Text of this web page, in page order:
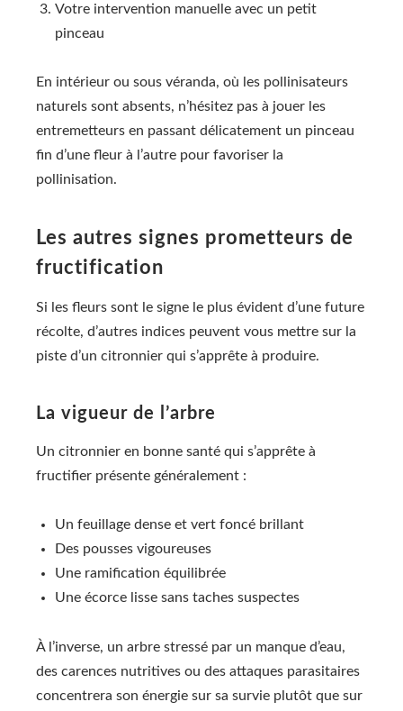
Votre intervention manuelle avec un petit
pinceau
En intérieur ou sous véranda, où les pollinisateurs
naturels sont absents, n’hésitez pas à jouer les
entremetteurs en passant délicatement un pinceau
fin d’une fleur à l’autre pour favoriser la
pollinisation.
Les autres signes prometteurs de
fructification
Si les fleurs sont le signe le plus évident d’une future
récolte, d’autres indices peuvent vous mettre sur la
piste d’un citronnier qui s’apprête à produire.
La vigueur de l’arbre
Un citronnier en bonne santé qui s’apprête à
fructifier présente généralement :
Un feuillage dense et vert foncé brillant
Des pousses vigoureuses
Une ramification équilibrée
Une écorce lisse sans taches suspectes
À l’inverse, un arbre stressé par un manque d’eau,
des carences nutritives ou des attaques parasitaires
concentrera son énergie sur sa survie plutôt que sur